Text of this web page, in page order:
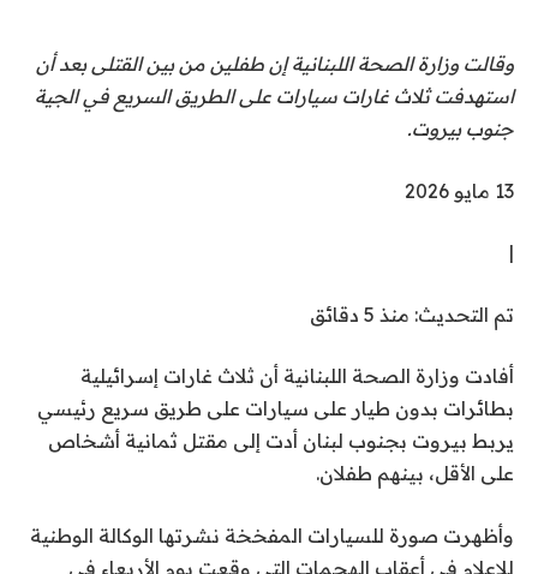
وقالت وزارة الصحة اللبنانية إن طفلين من بين القتلى بعد أن
استهدفت ثلاث غارات سيارات على الطريق السريع في الجية
جنوب بيروت.
نُ
ف
1
3
م
ا
و
13 مايو 2026
|
ت
ا
ل
ت
ح
ي
تم التحديث: منذ 5 دقائق
أفادت وزارة الصحة اللبنانية أن ثلاث غارات إسرائيلية
بطائرات بدون طيار على سيارات على طريق سريع رئيسي
يربط بيروت بجنوب لبنان أدت إلى مقتل ثمانية أشخاص
على الأقل، بينهم طفلان.
وأظهرت صورة للسيارات المفخخة نشرتها الوكالة الوطنية
للإعلام في أعقاب الهجمات التي وقعت يوم الأربعاء في